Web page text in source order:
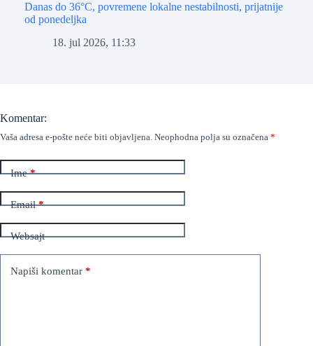
Danas do 36°C, povremene lokalne nestabilnosti, prijatnije
od ponedeljka
18. jul 2026, 11:33
Komentar:
Vaša adresa e-pošte neće biti objavljena. Neophodna polja su označena *
Ime*
Email*
Websajt
Napiši komentar *